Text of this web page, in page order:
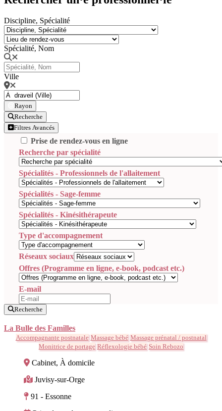
Discipline, Spécialité
Spécialité, Nom
Ville
Rayon
Recherche
Filtres Avancés
Prise de rendez-vous en ligne
Recherche par spécialité
Spécialités - Professionnels de l'allaitement
Spécialités - Sage-femme
Spécialités - Kinésithérapeute
Type d'accompagnement
Réseaux sociaux
Offres (Programme en ligne, e-book, podcast etc.)
E-mail
Recherche
La Bulle des Familles
Accompagnante postnatale Massage bébé Massage prénatal / postnatal
Monitrice de portage Réflexologie bébé Soin Rebozo
Cabinet, À domicile
Juvisy-sur-Orge
91 - Essonne